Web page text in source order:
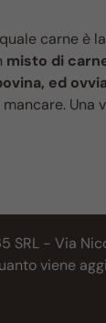
carne è
misto di
ed
Una
- Via
viene